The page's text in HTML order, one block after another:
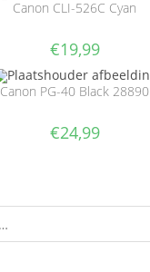
Canon CLI-526C Cyan
€19,99
Canon PG-40 Black 28890
€24,99